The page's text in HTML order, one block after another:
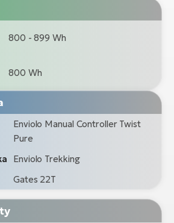
800 - 899 Wh
800 Wh
Enviolo Manual Controller Twist
Pure
Enviolo Trekking
Gates 22T